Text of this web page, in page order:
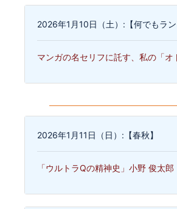
2026年1月10日（土）:【何でもラン
マンガの名セリフに託す、私の「オ
2026年1月11日（日）:【春秋】
「ウルトラQの精神史」小野 俊太郎